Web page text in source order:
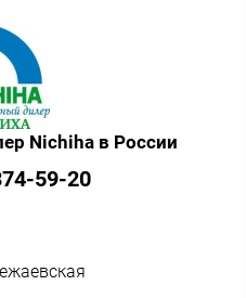
Nichiha в России
59-20